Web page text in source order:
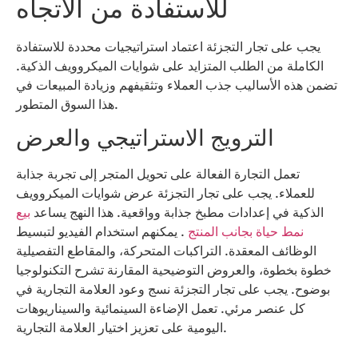
للاستفادة من الاتجاه
يجب على تجار التجزئة اعتماد استراتيجيات محددة للاستفادة
الكاملة من الطلب المتزايد على شوايات الميكروويف الذكية.
تضمن هذه الأساليب جذب العملاء وتثقيفهم وزيادة المبيعات في
هذا السوق المتطور.
الترويج الاستراتيجي والعرض
تعمل التجارة الفعالة على تحويل المتجر إلى تجربة جذابة
للعملاء. يجب على تجار التجزئة عرض شوايات الميكروويف
الذكية في إعدادات مطبخ جذابة وواقعية. هذا النهج يساعد بيع
نمط حياة بجانب المنتج . يمكنهم استخدام الفيديو لتبسيط
الوظائف المعقدة. التراكبات المتحركة، والمقاطع التفصيلية
خطوة بخطوة، والعروض التوضيحية المقارنة تشرح التكنولوجيا
بوضوح. يجب على تجار التجزئة نسج وعود العلامة التجارية في
كل عنصر مرئي. تعمل الإضاءة السينمائية والسيناريوهات
اليومية على تعزيز اختيار العلامة التجارية.